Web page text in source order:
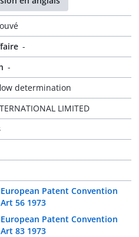
-
-
determination
LIMITED
European Patent Convention
Art 56 1973
European Patent Convention
Art 83 1973